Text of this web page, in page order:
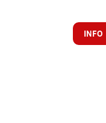
INFO